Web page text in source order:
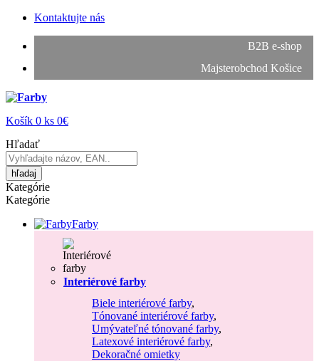
Kontaktujte nás
B2B e-shop
Majsterobchod Košice
Košík 0 ks 0€
Hľadať
hľadaj
Kategórie
Kategórie
Farby
Interiérové farby
Biele interiérové farby,
Tónované interiérové farby,
Umývateľné tónované farby,
Latexové interiérové farby,
Dekoračné omietky